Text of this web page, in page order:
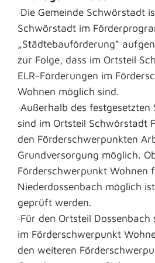
·Die Gemeinde Schwörstadt
Schwörstadt im
„Städtebauförderung“
zur Folge, dass im Ortsteil
ELR-Förderungen im
Wohnen möglich sind.
·Außerhalb des
sind im Ortsteil Schwörstadt
den Förderschwerpunkten
Grundversorgung möglich.
Förderschwerpunkt Wohnen
Niederdossenbach möglich
geprüft werden.
·Für den Ortsteil
im Förderschwerpunkt
den weiteren